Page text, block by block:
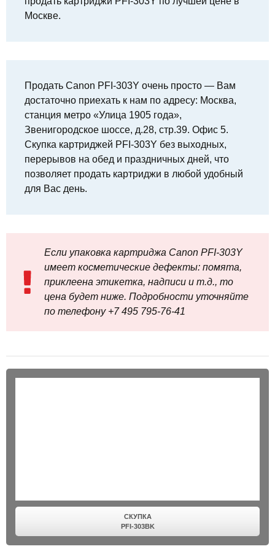
Москве.
Продать Canon PFI-303Y очень просто — Вам
достаточно приехать к нам по адресу: Москва,
станция метро «Улица 1905 года»,
Звенигородское шоссе, д.28, стр.39. Офис 5.
Скупка картриджей PFI-303Y без выходных,
перерывов на обед и праздничных дней, что
позволяет продать картриджи в любой удобный
для Вас день.
Если упаковка картриджа Canon PFI-303Y
имеет косметические дефекты: помята,
приклеена этикетка, надписи и т.д., то
цена будет ниже. Подробности уточняйте
по телефону +7 495 795‑76-41
СКУПКА
PFI-303BK